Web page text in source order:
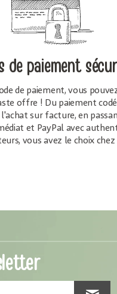
de paiement
de paiement, vous
offre ! Du paiement
l'achat sur facture, en
et PayPal avec
vous avez le choix chez